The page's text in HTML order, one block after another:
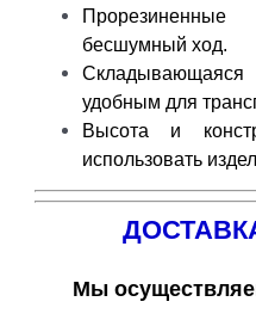
бесшумный ход.
Складывающаяся
удобным для
Высота и
использовать
Мы